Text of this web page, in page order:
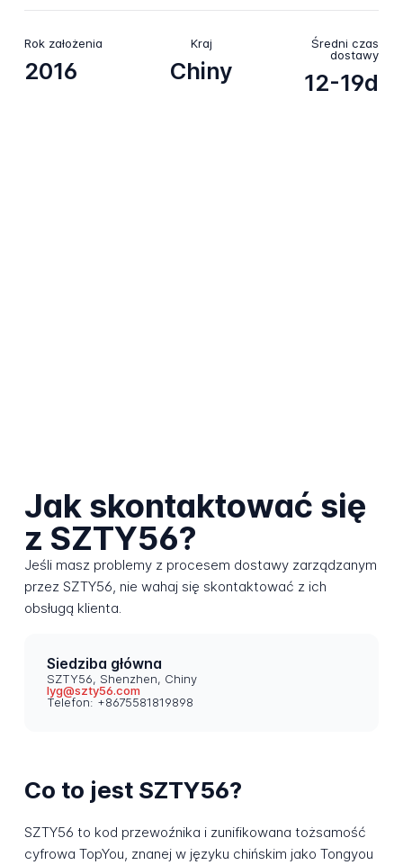
Rok założenia
2016
Kraj
Chiny
Średni czas
dostawy
12-19d
Jak skontaktować się
z SZTY56?
Jeśli masz problemy z procesem dostawy zarządzanym
przez SZTY56, nie wahaj się skontaktować z ich
obsługą klienta.
Siedziba główna
SZTY56, Shenzhen, Chiny
lyg@szty56.com
Telefon: +8675581819898
Co to jest SZTY56?
SZTY56 to kod przewoźnika i zunifikowana tożsamość
cyfrowa TopYou, znanej w języku chińskim jako Tongyou